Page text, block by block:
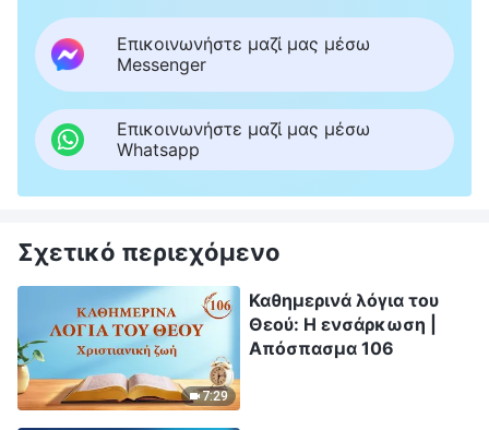
Επικοινωνήστε μαζί μας μέσω
Messenger
Επικοινωνήστε μαζί μας μέσω
Whatsapp
Σχετικό περιεχόμενο
7:29
Καθημερινά λόγια του
Θεού: Η ενσάρκωση |
Απόσπασμα 106